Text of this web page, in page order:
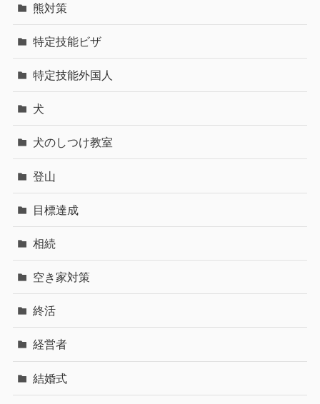
熊対策
特定技能ビザ
特定技能外国人
犬
犬のしつけ教室
登山
目標達成
相続
空き家対策
終活
経営者
結婚式